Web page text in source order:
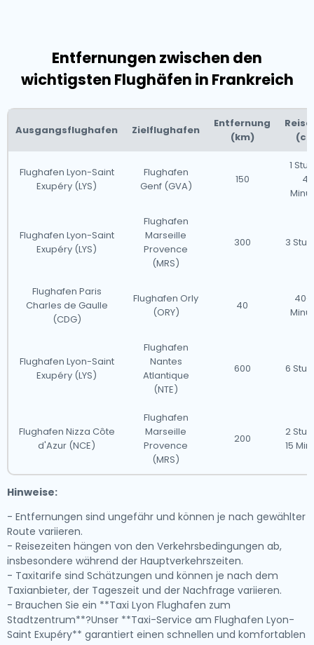
Entfernungen zwischen den
wichtigsten Flughäfen in Frankreich
Ausgangsflughafen Zielflughafen
Entfernung
(km)
Flughafen Lyon-Saint
Exupéry (LYS)
Flughafen
Genf (GVA)
150
1
40
Flughafen Lyon-Saint
Exupéry (LYS)
Flughafen
Marseille
Provence
(MRS)
300 3
Flughafen Paris
Charles de Gaulle
(CDG)
Flughafen Orly
(ORY)
40
40-
Flughafen Lyon-Saint
Exupéry (LYS)
Flughafen
Nantes
Atlantique
(NTE)
600 6
Flughafen Nizza Côte
d'Azur (NCE)
Flughafen
Marseille
Provence
(MRS)
200
2
15
Hinweise:
- Entfernungen sind ungefähr und können je nach gewählter
Route variieren.
- Reisezeiten hängen von den Verkehrsbedingungen ab,
insbesondere während der Hauptverkehrszeiten.
- Taxitarife sind Schätzungen und können je nach dem
Taxianbieter, der Tageszeit und der Nachfrage variieren.
- Brauchen Sie ein **Taxi Lyon Flughafen zum
Stadtzentrum**?Unser **Taxi-Service am Flughafen Lyon-
Saint Exupéry** garantiert einen schnellen und komfortablen